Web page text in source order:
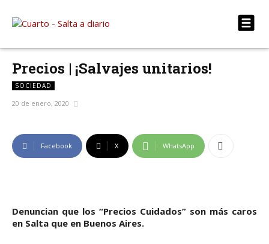
Precios | ¡Salvajes unitarios!
SOCIEDAD
20 de enero, 2020
Facebook X WhatsApp
Denuncian que los “Precios Cuidados” son más caros
en Salta que en Buenos Aires.